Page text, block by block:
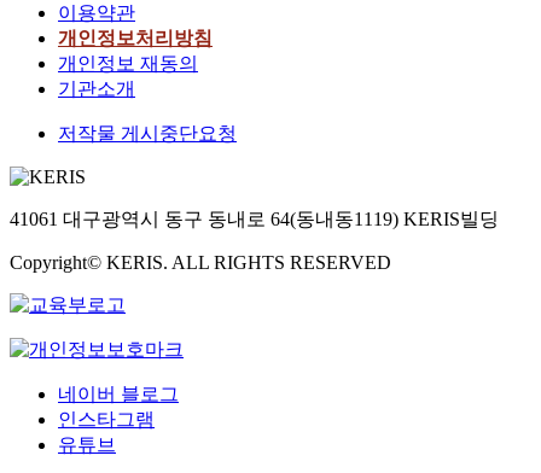
이용약관
개인정보처리방침
개인정보 재동의
기관소개
저작물 게시중단요청
41061 대구광역시 동구 동내로 64(동내동1119) KERIS빌딩
Copyright© KERIS. ALL RIGHTS RESERVED
네이버 블로그
인스타그램
유튜브